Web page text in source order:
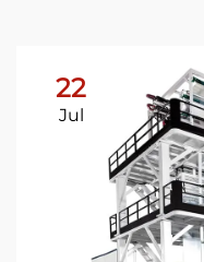
22
Jul